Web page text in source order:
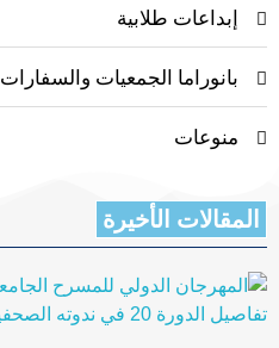
إبداعات طلابية
بانوراما الجمعيات والسفارات
منوعات
المقالات الأخيرة